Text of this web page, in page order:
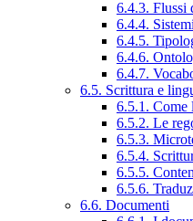
6.4.3. Flussi
6.4.4.
6.4.5.
6.4.6.
6.4.7.
6.5. Scrittura e
6.5.1. Come
6.5.2. Le
6.5.3.
6.5.4.
6.5.5.
6.5.6.
6.6. Documenti